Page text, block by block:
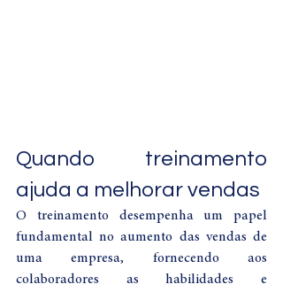
Quando treinamento
ajuda a melhorar vendas
O treinamento desempenha um papel
fundamental no aumento das vendas de
uma empresa, fornecendo aos
colaboradores as habilidades e